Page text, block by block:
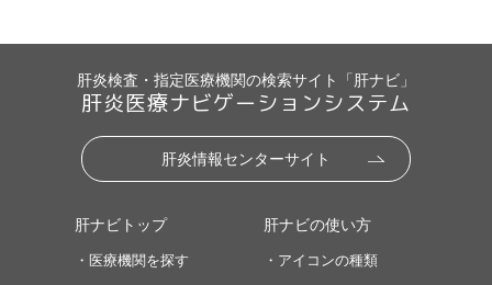
肝炎検査・指定医療機関の検索サイト「肝ナビ」
肝炎医療ナビゲーションシステム
肝炎情報センターサイト
肝ナビトップ
・医療機関を探す
肝ナビの使い方
・アイコンの種類